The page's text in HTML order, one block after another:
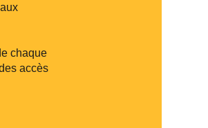
chaque
accès